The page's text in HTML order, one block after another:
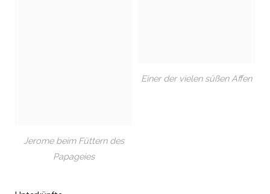
Jerome beim Füttern des
Papageies
Einer der vielen süßen Affen